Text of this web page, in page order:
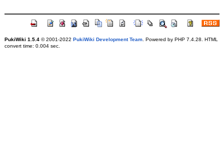
PukiWiki 1.5.4© 2001-2022 PukiWiki Development Team. Powered by PHP 7.4.28. HTML
convert time: 0.004 sec.